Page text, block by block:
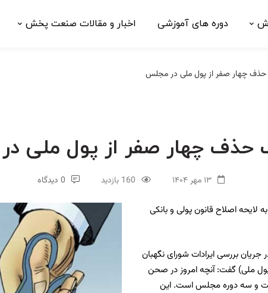
دوره های آموزشی اخبار و مقالات صنعت پخش
چهار صفر از پول ملی در مجلس
حذف چهار صفر از پول ملی
۱۳ مهر ۱۴۰۴ 160 بازدید 0 دیدگاه
لایحه اصلاح قانون پولی و بانکی
بررسی ایرادات شورای نگهبان
ملی) گفت: آنچه امروز در صحن
و سه دوره مجلس است. این